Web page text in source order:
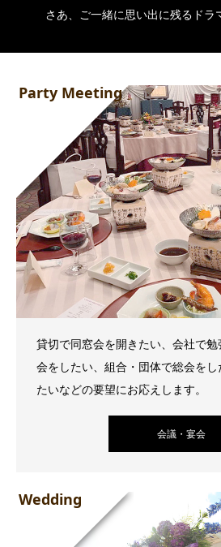
さあ、ご一緒に思い出に残るドラ
Party Meeting
貸切で同窓会を開きたい、会社で
会をしたい、組合・団体で総会を
たいなどの要望にお応えします。
会議・宴会
Wedding